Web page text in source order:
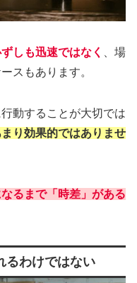
しも迅速ではなく
、場
スもあります。
動することが大切では
り効果的ではありませ
るまで「時差」がある
るわけではない